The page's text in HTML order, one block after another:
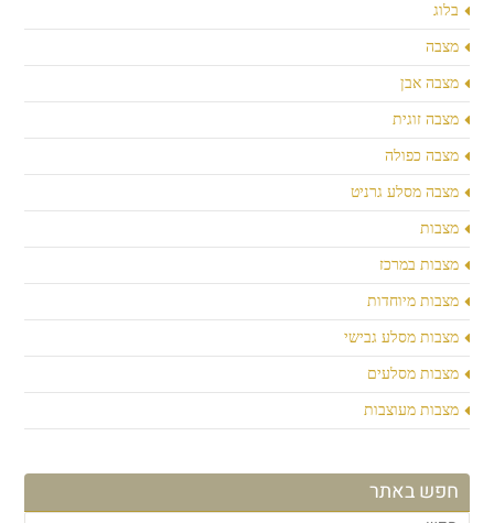
בלוג
מצבה
מצבה אבן
מצבה זוגית
מצבה כפולה
מצבה מסלע גרניט
מצבות
מצבות במרכז
מצבות מיוחדות
מצבות מסלע גבישי
מצבות מסלעים
מצבות מעוצבות
חפש באתר